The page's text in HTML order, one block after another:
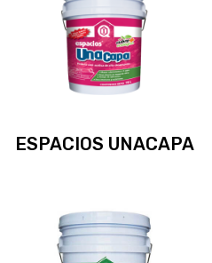
ESPACIOS UNACAPA